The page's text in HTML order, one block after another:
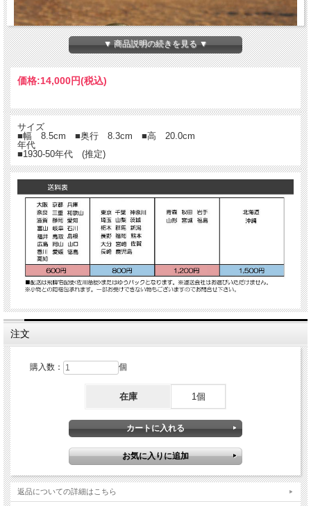
▼ 商品説明の続きを見る ▼
価格:14,000円(税込)
サイズ
■幅 8.5cm ■奥行 8.3cm ■高 20.0cm
年代
■1930-50年代 (推定)
注文
購入数： 個
在庫 1個
返品についての詳細はこちら